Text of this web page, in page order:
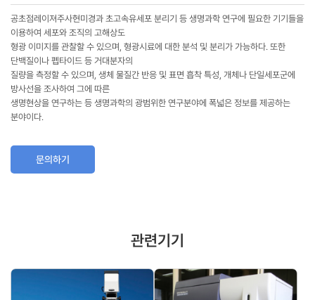
공초점레이져주사현미경과 초고속유세포 분리기 등 생명과학 연구에 필요한 기기들을
이용하여 세포와 조직의 고해상도
형광 이미지를 관찰할 수 있으며, 형광시료에 대한 분석 및 분리가 가능하다. 또한
단백질이나 펩타이드 등 거대분자의
질량을 측정할 수 있으며, 생체 물질간 반응 및 표면 흡착 특성, 개체나 단일세포군에
방사선을 조사하여 그에 따른
생명현상을 연구하는 등 생명과학의 광범위한 연구분야에 폭넓은 정보를 제공하는
분야이다.
문의하기
관련기기